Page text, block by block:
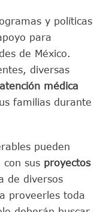
y políticas
para
de México.
diversas
atención médica
familias durante
pueden
sus proyectos
de diversos
proveerles toda